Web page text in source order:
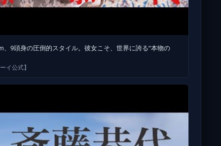
、9頭身の圧倒的スタイル。彼女こそ、世界に誇る“本物の
イ公式】